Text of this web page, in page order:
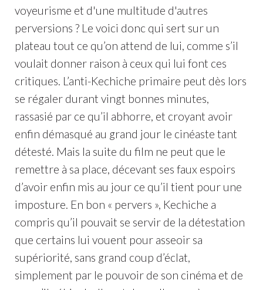
voyeurisme et d'une multitude d'autres
perversions ? Le voici donc qui sert sur un
plateau tout ce qu’on attend de lui, comme s’il
voulait donner raison à ceux qui lui font ces
critiques. L’anti-Kechiche primaire peut dès lors
se régaler durant vingt bonnes minutes,
rassasié par ce qu’il abhorre, et croyant avoir
enfin démasqué au grand jour le cinéaste tant
détesté. Mais la suite du film ne peut que le
remettre à sa place, décevant ses faux espoirs
d’avoir enfin mis au jour ce qu’il tient pour une
imposture. En bon « pervers », Kechiche a
compris qu’il pouvait se servir de la détestation
que certains lui vouent pour asseoir sa
supériorité, sans grand coup d’éclat,
simplement par le pouvoir de son cinéma et de